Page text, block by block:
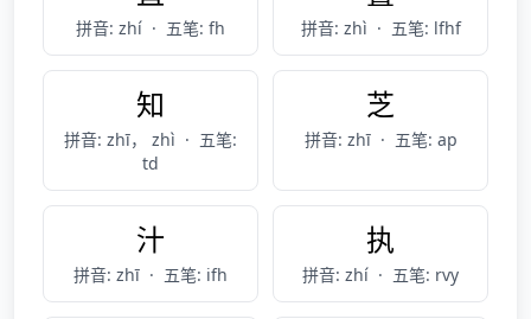
拼音: zhí · 五笔: fh 拼音: zhì · 五笔: lfhf
知
拼音: zhī， zhì · 五笔:
td
芝
拼音: zhī · 五笔: ap
汁
拼音: zhī · 五笔: ifh
执
拼音: zhí · 五笔: rvy